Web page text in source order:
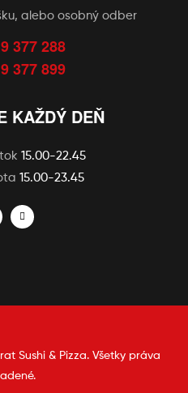
alebo osobný odber
377 288
377 899
KAŽDÝ DEŇ
15.00-22.45
15.00-23.45
Sushi & Pizza. Všetky práva